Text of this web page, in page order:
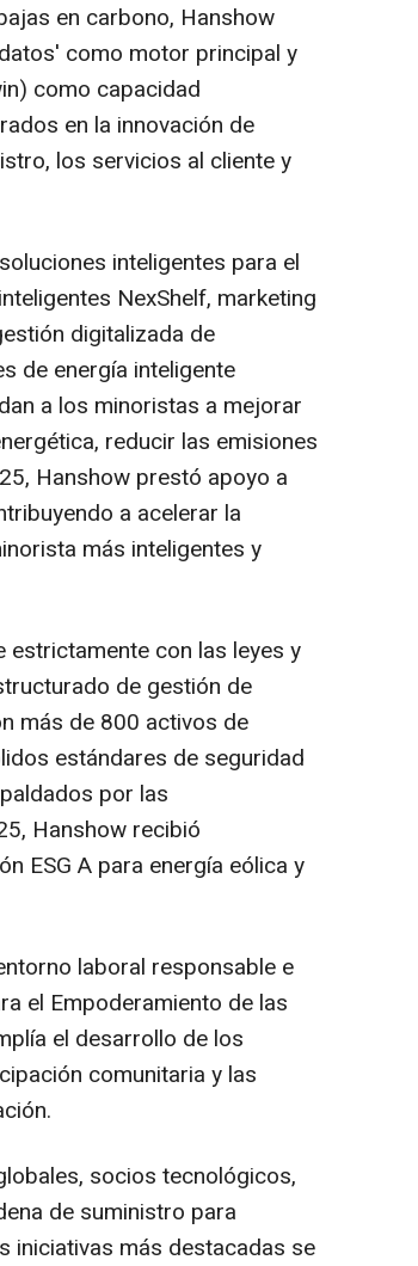
en carbono, Hanshow
como motor principal y
como capacidad
en la innovación de
los servicios al cliente y
inteligentes para el
NexShelf, marketing
digitalizada de
de energía inteligente
a los minoristas a mejorar
reducir las emisiones
Hanshow prestó apoyo a
a acelerar la
más inteligentes y
estrictamente con las leyes y
de gestión de
más de 800 activos de
estándares de seguridad
por las
Hanshow recibió
ESG A para energía eólica y
laboral responsable e
el Empoderamiento de las
el desarrollo de los
comunitaria y las
socios tecnológicos,
de suministro para
iniciativas más destacadas se